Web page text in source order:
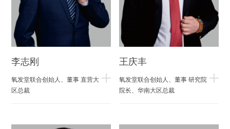
李志刚
氧发堂联合创始人、董事 直营大
区总裁
王庆丰
氧发堂联合创始人、董事 研究院
院长、华南大区总裁